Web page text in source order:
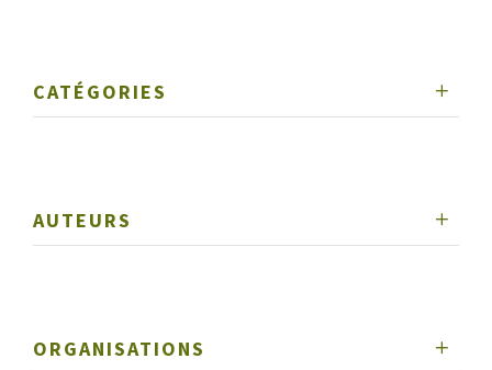
CATÉGORIES
AUTEURS
ORGANISATIONS